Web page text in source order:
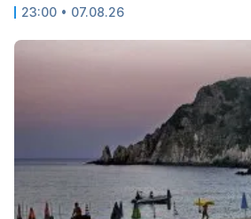
23:00 • 07.08.26